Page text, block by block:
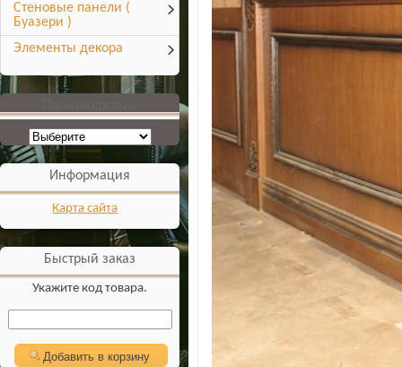
Стеновые панели (
Буазери )
Элементы декора
Информация
Карта сайта
Быстрый заказ
Укажите код товара.
Добавить в корзину